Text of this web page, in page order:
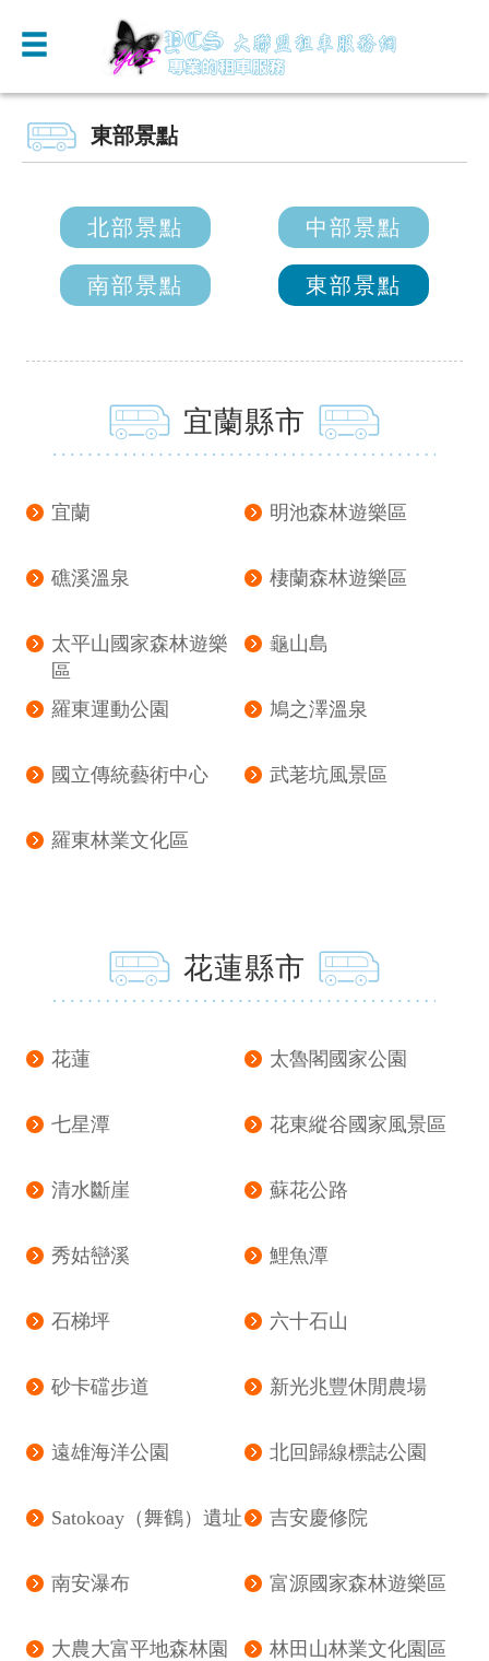
東部景點
北部景點 中部景點
南部景點 東部景點
宜蘭縣市
宜蘭 明池森林遊樂區
礁溪溫泉 棲蘭森林遊樂區
太平山國家森林遊樂
區
龜山島
羅東運動公園 鳩之澤溫泉
國立傳統藝術中心 武荖坑風景區
羅東林業文化區
花蓮縣市
花蓮 太魯閣國家公園
七星潭 花東縱谷國家風景區
清水斷崖 蘇花公路
秀姑巒溪 鯉魚潭
石梯坪 六十石山
砂卡礑步道 新光兆豐休閒農場
遠雄海洋公園 北回歸線標誌公園
Satokoay（舞鶴）遺址 吉安慶修院
南安瀑布 富源國家森林遊樂區
大農大富平地森林園
林田山林業文化園區